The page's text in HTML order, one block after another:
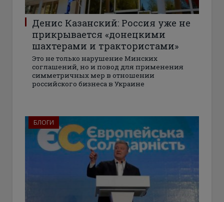
Денис Казанский: Россия уже не
прикрывается «донецкими
шахтерами и трактористами»
Это не только нарушение Минских
соглашений, но и повод для применения
симметричных мер в отношении
российского бизнеса в Украине
БЛОГИ